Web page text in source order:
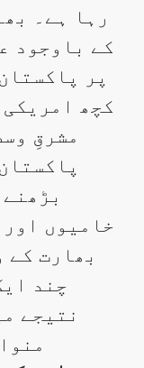
رہا ہے۔
کے باوجود
پر
کچھ
مشرقِ
خامیوں
بھارت کے
چند
نتیجے